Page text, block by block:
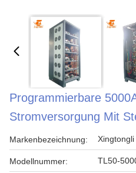
Programmierbare
Stromversorgung Mit
Markenbezeichnung: Xingtongli
Modellnummer: TL50-